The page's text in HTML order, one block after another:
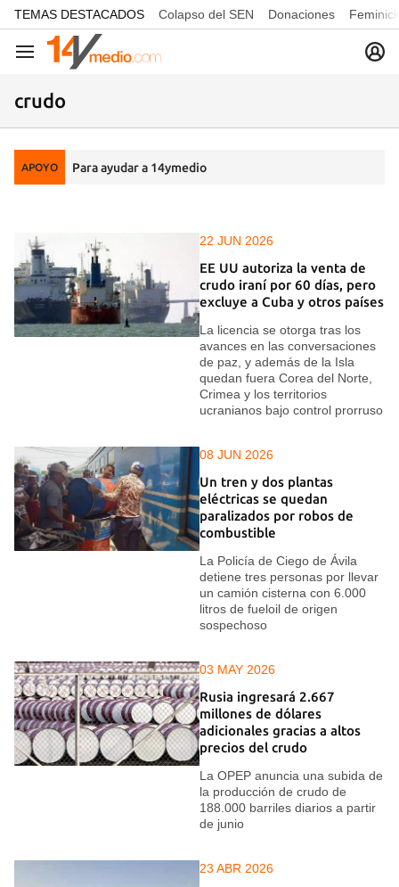
common.go-to-content
TEMAS DESTACADOS Colapso del SEN Donaciones
Navegación
crudo
APOYO Para ayudar a 14ymedio
22 JUN 2026
EE UU autoriza la venta de
crudo iraní por 60 días, pero
excluye a Cuba y otros países
La licencia se otorga tras los
avances en las conversaciones
de paz, y además de la Isla
quedan fuera Corea del Norte,
Crimea y los territorios
ucranianos bajo control prorruso
08 JUN 2026
Un tren y dos plantas
eléctricas se quedan
paralizados por robos de
combustible
La Policía de Ciego de Ávila
detiene tres personas por llevar
un camión cisterna con 6.000
litros de fueloil de origen
sospechoso
03 MAY 2026
Rusia ingresará 2.667
millones de dólares
adicionales gracias a altos
precios del crudo
La OPEP anuncia una subida de
la producción de crudo de
188.000 barriles diarios a partir
de junio
23 ABR 2026